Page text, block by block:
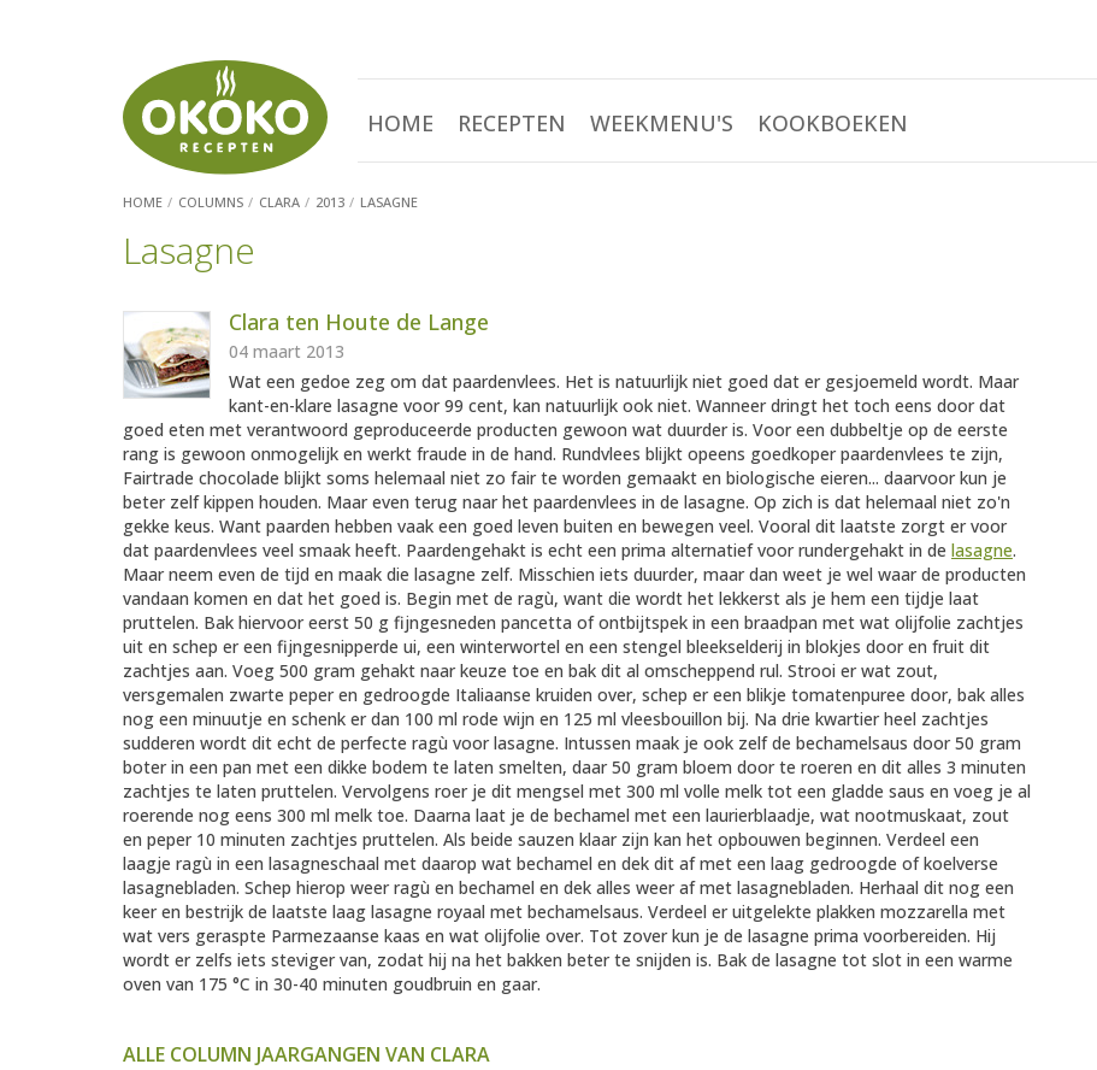
HOME RECEPTEN WEEKMENU'S KOOKBOEKEN
HOME COLUMNS CLARA 2013 LASAGNE
Lasagne
Clara ten Houte de Lange
04 maart 2013
Wat een gedoe zeg om dat paardenvlees. Het is natuurlijk niet goed dat er gesjoemeld wordt. Maar
kant-en-klare lasagne voor 99 cent, kan natuurlijk ook niet. Wanneer dringt het toch eens door dat
goed eten met verantwoord geproduceerde producten gewoon wat duurder is. Voor een dubbeltje op de eerste
rang is gewoon onmogelijk en werkt fraude in de hand. Rundvlees blijkt opeens goedkoper paardenvlees te zijn,
Fairtrade chocolade blijkt soms helemaal niet zo fair te worden gemaakt en biologische eieren... daarvoor kun je
beter zelf kippen houden. Maar even terug naar het paardenvlees in de lasagne. Op zich is dat helemaal niet zo'n
gekke keus. Want paarden hebben vaak een goed leven buiten en bewegen veel. Vooral dit laatste zorgt er voor
dat paardenvlees veel smaak heeft. Paardengehakt is echt een prima alternatief voor rundergehakt in de lasagne.
Maar neem even de tijd en maak die lasagne zelf. Misschien iets duurder, maar dan weet je wel waar de producten
vandaan komen en dat het goed is. Begin met de ragù, want die wordt het lekkerst als je hem een tijdje laat
pruttelen. Bak hiervoor eerst 50 g fijngesneden pancetta of ontbijtspek in een braadpan met wat olijfolie zachtjes
uit en schep er een fijngesnipperde ui, een winterwortel en een stengel bleekselderij in blokjes door en fruit dit
zachtjes aan. Voeg 500 gram gehakt naar keuze toe en bak dit al omscheppend rul. Strooi er wat zout,
versgemalen zwarte peper en gedroogde Italiaanse kruiden over, schep er een blikje tomatenpuree door, bak alles
nog een minuutje en schenk er dan 100 ml rode wijn en 125 ml vleesbouillon bij. Na drie kwartier heel zachtjes
sudderen wordt dit echt de perfecte ragù voor lasagne. Intussen maak je ook zelf de bechamelsaus door 50 gram
boter in een pan met een dikke bodem te laten smelten, daar 50 gram bloem door te roeren en dit alles 3 minuten
zachtjes te laten pruttelen. Vervolgens roer je dit mengsel met 300 ml volle melk tot een gladde saus en voeg je al
roerende nog eens 300 ml melk toe. Daarna laat je de bechamel met een laurierblaadje, wat nootmuskaat, zout
en peper 10 minuten zachtjes pruttelen. Als beide sauzen klaar zijn kan het opbouwen beginnen. Verdeel een
laagje ragù in een lasagneschaal met daarop wat bechamel en dek dit af met een laag gedroogde of koelverse
lasagnebladen. Schep hierop weer ragù en bechamel en dek alles weer af met lasagnebladen. Herhaal dit nog een
keer en bestrijk de laatste laag lasagne royaal met bechamelsaus. Verdeel er uitgelekte plakken mozzarella met
wat vers geraspte Parmezaanse kaas en wat olijfolie over. Tot zover kun je de lasagne prima voorbereiden. Hij
wordt er zelfs iets steviger van, zodat hij na het bakken beter te snijden is. Bak de lasagne tot slot in een warme
oven van 175 °C in 30-40 minuten goudbruin en gaar.
ALLE COLUMN JAARGANGEN VAN CLARA